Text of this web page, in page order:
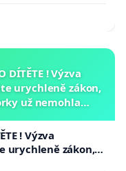
DÍTĚTE ! Výzva
urychleně zákon,
už nemohla
! Výzva
urychleně zákon,
nemohla opakovat!